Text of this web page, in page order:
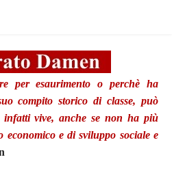
per esaurimento o perchè ha
compito storico di classe, può
infatti vive, anche se non ha più
e di sviluppo sociale e